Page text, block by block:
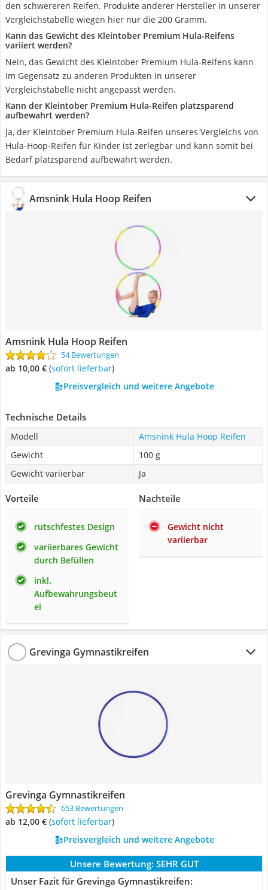
den schwereren Reifen. Produkte anderer Hersteller in unserer
Vergleichstabelle wiegen hier nur die 200 Gramm.
Kann das Gewicht des Kleintober Premium Hula-Reifens
variiert werden?
Nein, das Gewicht des Kleintober Premium Hula-Reifens kann
im Gegensatz zu anderen Produkten in unserer
Vergleichstabelle nicht angepasst werden.
Kann der Kleintober Premium Hula-Reifen platzsparend
aufbewahrt werden?
Ja, der Kleintober Premium Hula-Reifen unseres Vergleichs von
Hula-Hoop-Reifen für Kinder ist zerlegbar und kann somit bei
Bedarf platzsparend aufbewahrt werden.
Amsnink Hula Hoop Reifen
Amsnink Hula Hoop Reifen
54 Bewertungen
ab 10,00 € ( Sofort lieferbar)
Preisvergleich und weitere Angebote
Technische Details
Modell
Amsnink Hula Hoop Reifen
Gewicht
100 g
Gewicht variierbar
Ja
Vorteile
rutschfestes Design
variierbares Gewicht
durch Befüllen
inkl.
Aufbewahrungsbeut
el
Nachteile
Gewicht nicht
variierbar
Grevinga Gymnastikreifen
Grevinga Gymnastikreifen
653 Bewertungen
ab 12,00 € ( Sofort lieferbar)
Preisvergleich und weitere Angebote
Unsere Bewertung: SEHR GUT
Unser Fazit für Grevinga Gymnastikreifen: